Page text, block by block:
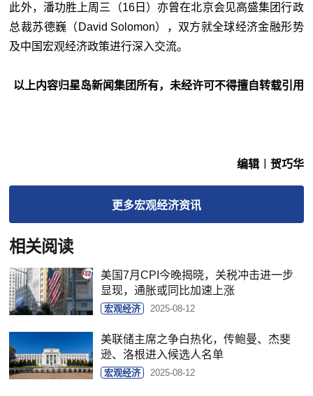
此外，潘功胜上周三（16日）亦曾在北京会见高盛集团行政
总裁苏德巍（David Solomon），双方就全球经济金融形势
及中国宏观经济政策进行深入交流。
以上内容归星岛新闻集团所有，未经许可不得擅自转载引用
编辑︱贺巧华
更多宏观经济资讯
相关阅读
美国7月CPI今晚揭晓，关税冲击进一步
显现，通胀或同比加速上涨
宏观经济 2025-08-12
美联储主席之争白热化，传鲍曼、杰斐
逊、洛根进入候选人名单
宏观经济 2025-08-12